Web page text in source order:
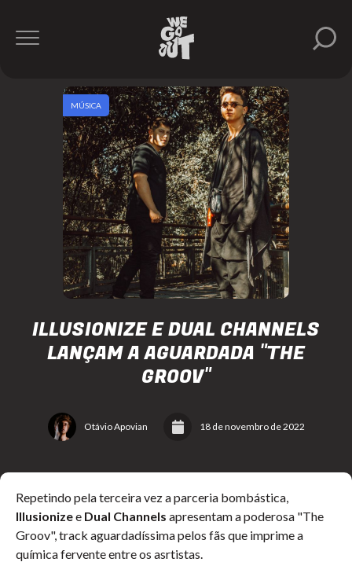
ILLUSIONIZE E DUAL CHANNELS
LANÇAM A AGUARDADA "THE
GROOV"
Otávio Apovian 18 de novembro de 2022
MÚSICA
Repetindo pela terceira vez a parceria bombástica,
Illusionizee Dual Channels apresentam a poderosa "The
Groov", track aguardadíssima pelos fãs que imprime a
química fervente entre os asrtistas.